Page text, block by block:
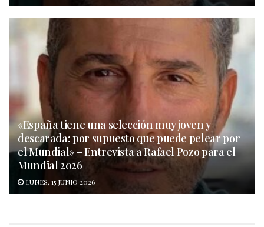
«España tiene una selección muy joven y
descarada; por supuesto que puede pelear por
el Mundial» – Entrevista a Rafael Pozo para el
Mundial 2026
LUNES, 15 JUNIO 2026